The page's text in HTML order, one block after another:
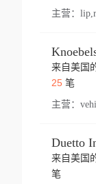
主营：
来自美国
25笔
主营：
来自美国
笔